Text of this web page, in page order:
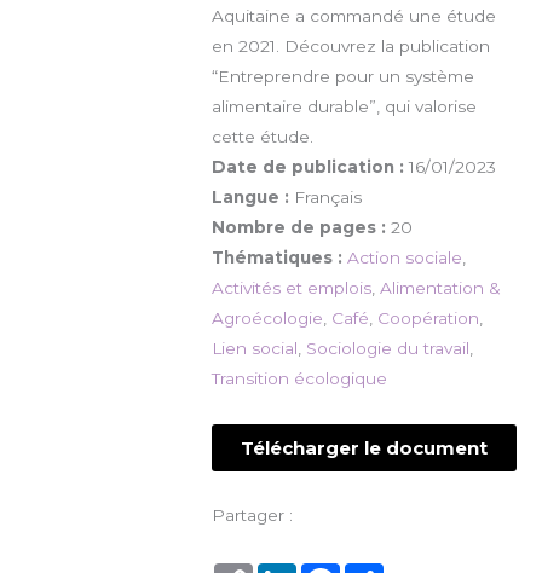
Aquitaine a commandé une étude
en 2021. Découvrez la publication
“Entreprendre pour un système
alimentaire durable”, qui valorise
cette étude.
Date de publication :16/01/2023
Langue : Français
Nombre de pages : 20
Thématiques : Action sociale
Activités et emplois, Alimentation &
Agroécologie Café Coopération
Lien social Sociologie du travail
Transition écologique
Télécharger le document
Partager :